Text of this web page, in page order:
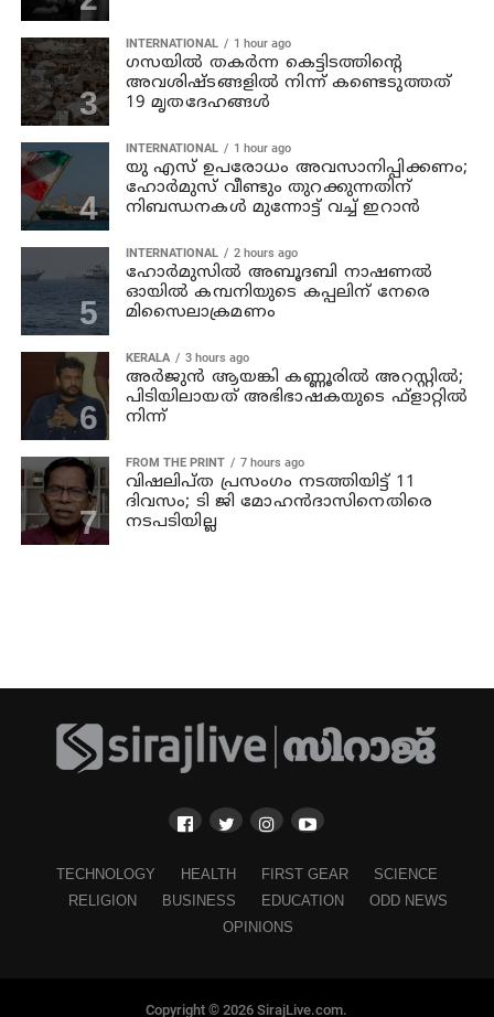
INTERNATIONAL 1 hour ago
ഗസയില്‍ തകര്‍ന്ന കെട്ടിടത്തിന്റെ
അവശിഷ്ടങ്ങളില്‍ നിന്ന് കണ്ടെടുത്തത്
19 മൃതദേഹങ്ങള്‍
INTERNATIONAL 1 hour ago
യു എസ് ഉപരോധം അവസാനിപ്പിക്കണം;
ഹോര്‍മുസ് വീണ്ടും തുറക്കുന്നതിന്
നിബന്ധനകള്‍ മുന്നോട്ട് വച്ച് ഇറാന്‍
INTERNATIONAL 2 hours ago
ഹോര്‍മുസില്‍ അബൂദബി നാഷണല്‍
ഓയില്‍ കമ്പനിയുടെ കപ്പലിന് നേരെ
മിസൈലാക്രമണം
KERALA 3 hours ago
അര്‍ജുന്‍ ആയങ്കി കണ്ണൂരില്‍ അറസ്റ്റില്‍;
പിടിയിലായത് അഭിഭാഷകയുടെ ഫ്‌ളാറ്റില്‍
നിന്ന്
FROM THE PRINT 7 hours ago
വിഷലിപ്ത പ്രസംഗം നടത്തിയിട്ട് 11
ദിവസം; ടി ജി മോഹൻദാസിനെതിരെ
നടപടിയില്ല
TECHNOLOGY HEALTH FIRST GEAR
SCIENCE
RELIGION
BUSINESS EDUCATION
ODD NEWS
OPINIONS
Copyright © 2026 SirajLive.com.